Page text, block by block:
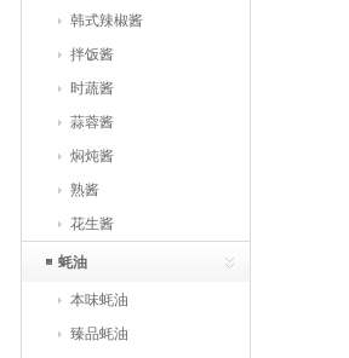
韩式辣椒酱
拌饭酱
时蔬酱
蒜蓉酱
焖炖酱
熟酱
花生酱
蚝油
本味蚝油
臻品蚝油